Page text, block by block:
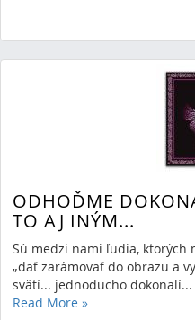
ODHOĎME
TO AJ INÝM...
Sú medzi nami ľudia, ktorých
„dať zarámovať do obrazu a
svätí... jednoducho dokonalí...
Read More »